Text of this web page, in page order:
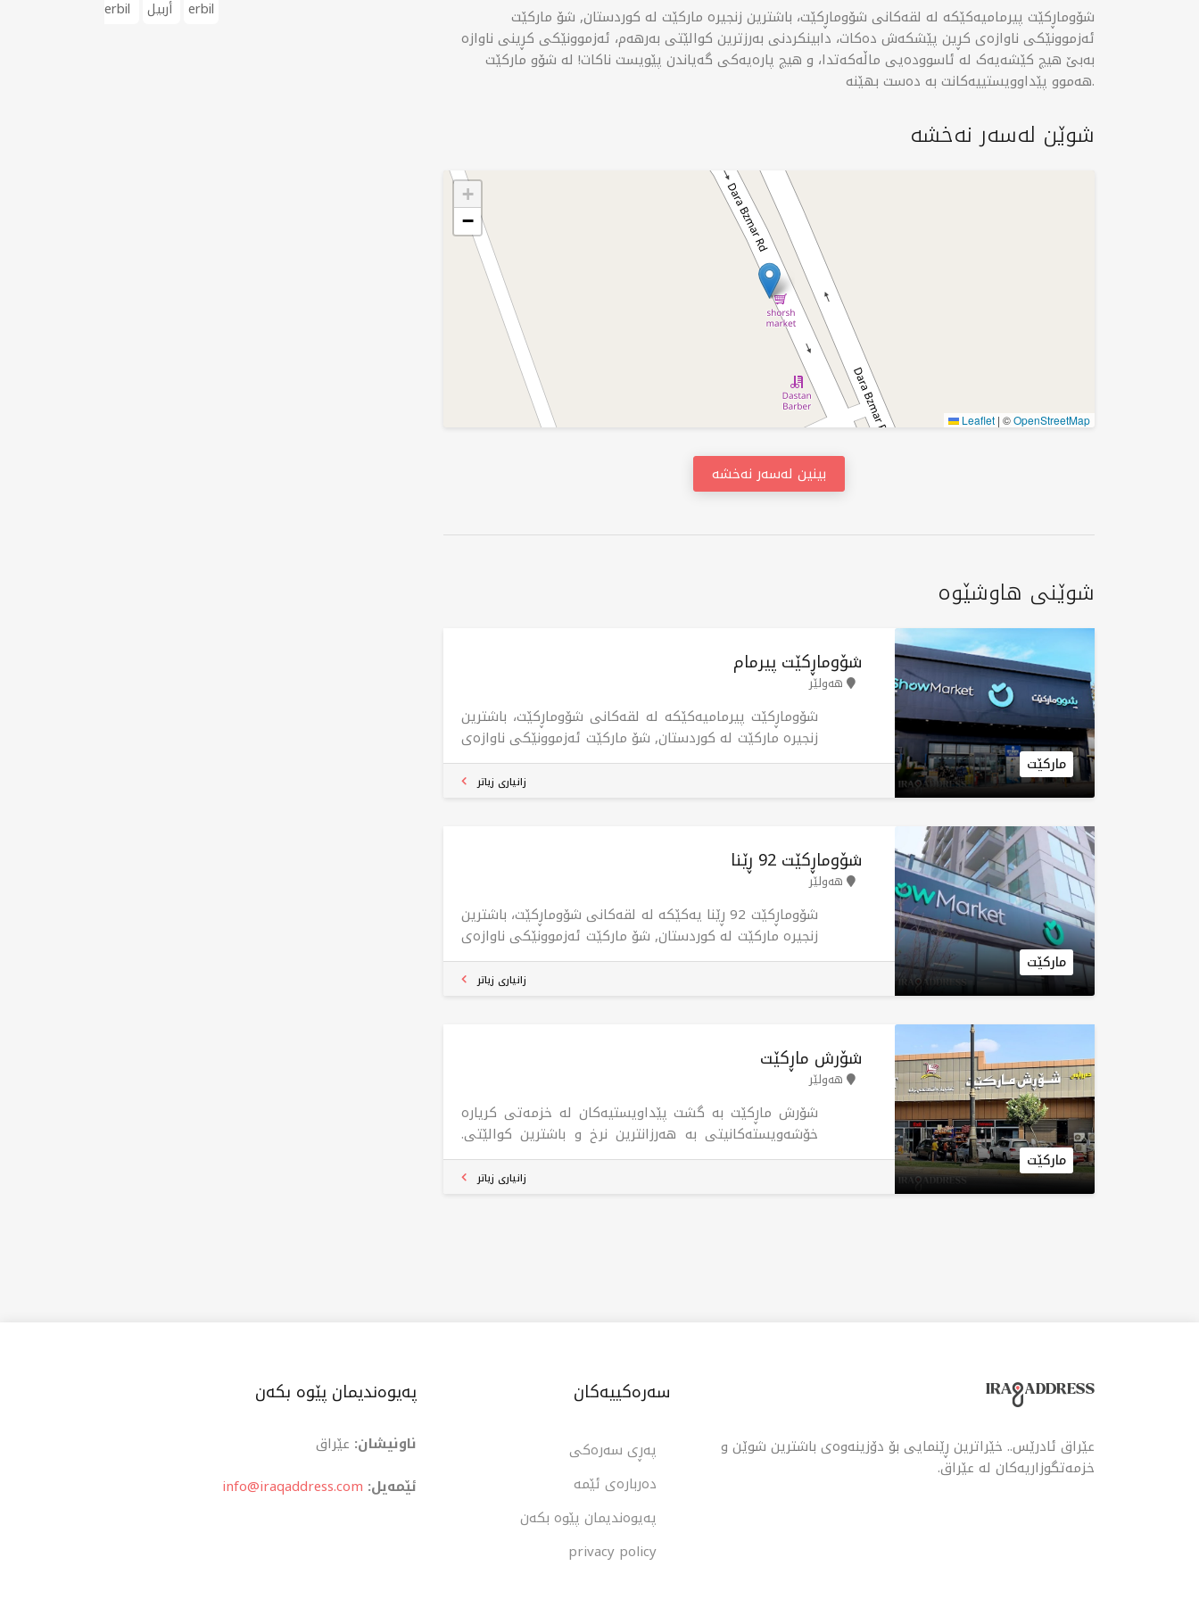
erbil أربيل erbil
شۆوماڕکێت پیرمامیەکێکە لە لقەکانی شۆوماڕکێت، باشترین زنجیرە مارکێت لە کوردستان, شۆ مارکێت
ئەزموونێکی ناوازەی کڕین پێشکەش دەکات، دابینکردنی بەرزترین کوالێتی بەرهەم، ئەزموونێکی کڕینی ناوازە
بەبێ هیچ کێشەیەک لە ئاسوودەیی ماڵەکەتدا، و هیچ پارەیەکی گەیاندن پێویست ناکات! لە شۆو مارکێت
هەموو پێداوویستییەکانت بە دەست بهێنە.
شوێن لەسەر نەخشە
+
−
Leaflet | ©OpenStreetMap
بینین لەسەر نەخشە
شوێنی هاوشێوە
شۆوماڕکێت پیرمام
هەولێر
مارکێت
شۆوماڕکێت پیرمامیەکێکە لە لقەکانی شۆوماڕکێت، باشترین
زنجیرە مارکێت لە کوردستان, شۆ مارکێت ئەزموونێکی ناوازەی
کڕین پێشکەش دەکات، دابینکردنی بەرزترین کوالێتی بەرهەم،
ئەزموونێکی کڕینی ناوازە بەبێ هیچ کێشەیەک لە
زانیاری زیاتر
شۆوماڕکێت 92 ڕێنا
هەولێر
مارکێت
شۆوماڕکێت 92 ڕێنا یەکێکە لە لقەکانی شۆوماڕکێت، باشترین
زنجیرە مارکێت لە کوردستان, شۆ مارکێت ئەزموونێکی ناوازەی
کڕین پێشکەش دەکات، دابینکردنی بەرزترین کوالێتی بەرهەم،
ئەزموونێکی کڕینی ناوازە بەبێ هیچ کێشەیەک لە
زانیاری زیاتر
شۆرش ماڕکێت
هەولێر
مارکێت
شۆرش ماڕکێت بە گشت پێداویستیەکان لە خزمەتی کریارە
خۆشەویستەکانیتی بە هەرزانترین نرخ و باشترین کوالێتی.
باشترین جۆری میوەکان لە شۆڕش مارکێت بەردەستن.
زانیاری زیاتر
عێراق ئادرێس.. خێراترین ڕێنمایی بۆ دۆزینەوەی باشترین شوێن و
خزمەتگوزاریەکان لە عێراق.
سەرەکییەکان
پەڕی سەرەکی
دەربارەی ئێمە
پەیوەندیمان پێوە بکەن
privacy policy
پەیوەندیمان پێوە بکەن
ناونیشان: عێراق
ئێمەیل: info@iraqaddress.com